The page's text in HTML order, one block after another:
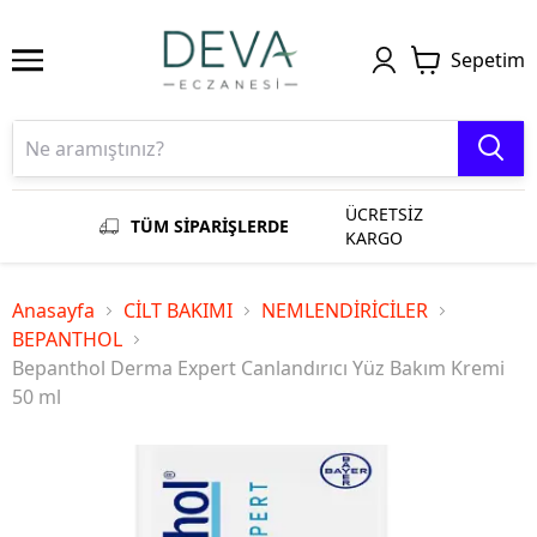
Sepetim
TÜM SİPARİŞLERDE
ÜCRETSİZ
KARGO
Anasayfa CİLT BAKIMI
NEMLENDİRİCİLER
BEPANTHOL
Bepanthol Derma Expert Canlandırıcı Yüz Bakım Kremi
50 ml